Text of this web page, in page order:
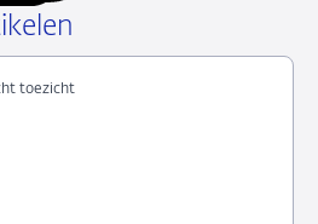
toezicht